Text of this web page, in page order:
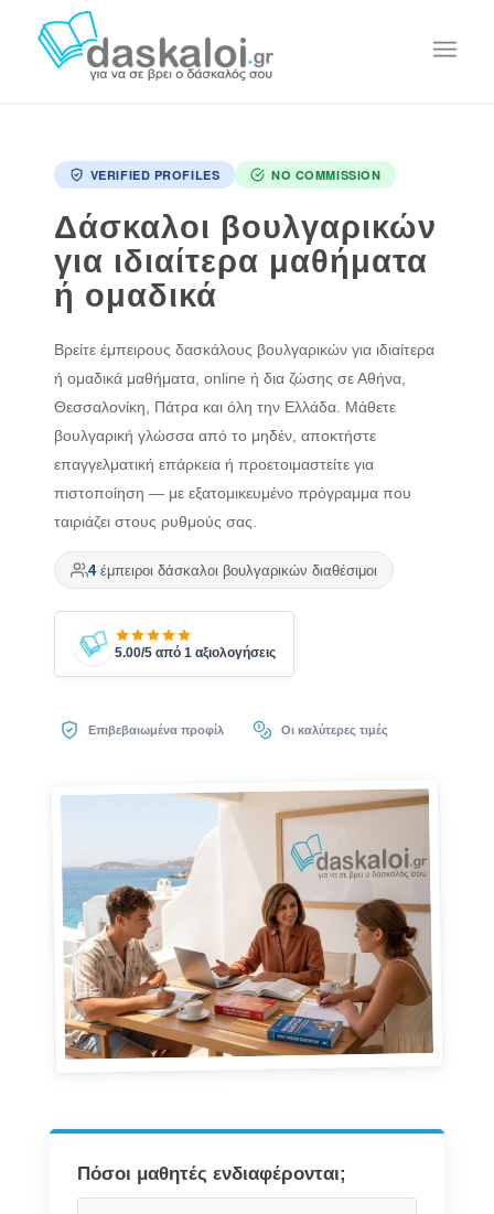
VERIFIED PROFILES NO COMMISSION
Δάσκαλοι βουλγαρικών
για ιδιαίτερα μαθήματα
ή ομαδικά
Βρείτε έμπειρους δασκάλους βουλγαρικών για ιδιαίτερα
ή ομαδικά μαθήματα, online ή δια ζώσης σε Αθήνα,
Θεσσαλονίκη, Πάτρα και όλη την Ελλάδα. Μάθετε
βουλγαρική γλώσσα από το μηδέν, αποκτήστε
επαγγελματική επάρκεια ή προετοιμαστείτε για
πιστοποίηση — με εξατομικευμένο πρόγραμμα που
ταιριάζει στους ρυθμούς σας.
4έμπειροι δάσκαλοι βουλγαρικών διαθέσιμοι
5.00/5 από 1 αξιολογήσεις
Επιβεβαιωμένα προφίλ Οι καλύτερες τιμές
Πόσοι μαθητές ενδιαφέρονται;